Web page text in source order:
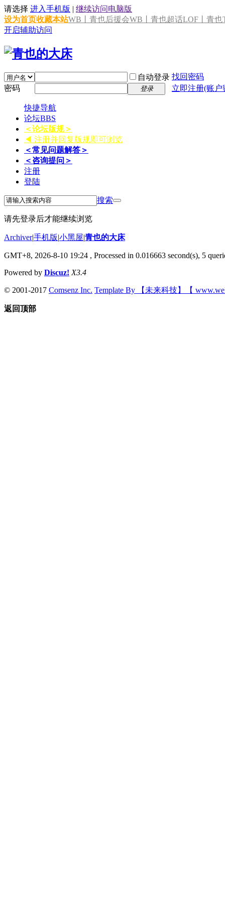
请选择 进入手机版 | 继续访问电脑版
设为首页收藏本站WB丨青也后援会WB丨青也超话LOF丨青也
开启辅助访问
自动登录 找回密码
密码
登录 立即注册(账
快捷导航
论坛BBS
＜论坛版规＞
◀ 注册并回复版规即可浏览
＜常见问题解答＞
＜咨询提问＞
注册
登陆
搜索
请先登录后才能继续浏览
Archiver|手机版|小黑屋|青也的大床
GMT+8, 2026-8-10 19:24 , Processed in 0.016663 second(s), 5
Powered by Discuz! X3.4
© 2001-2017 Comsenz Inc. Template By 【未来科技】【
返回顶部